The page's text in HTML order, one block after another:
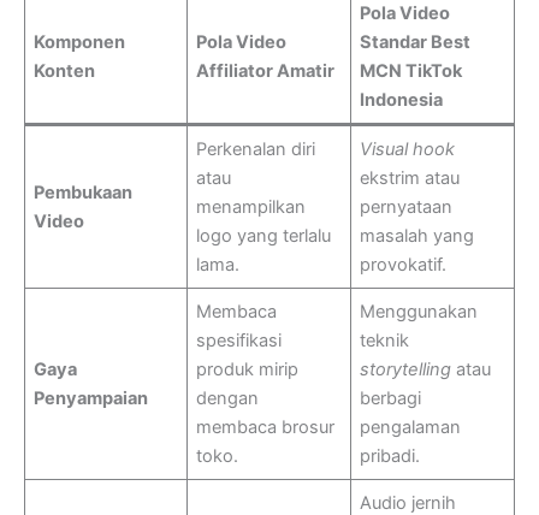
Komponen
Konten
Pola Video
Affiliator Amatir
Pola Video
Standar Best
MCN TikTok
Indonesia
Pembukaan
Video
Perkenalan diri
atau
menampilkan
logo yang terlalu
lama.
Visual hook
ekstrim atau
pernyataan
masalah yang
provokatif.
Gaya
Penyampaian
Membaca
spesifikasi
produk mirip
dengan
membaca brosur
toko.
Menggunakan
teknik
storytelling atau
berbagi
pengalaman
pribadi.
Audio jernih